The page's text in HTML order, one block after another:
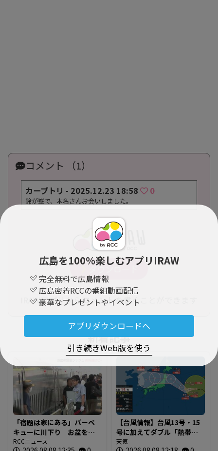
広島を100％楽しむアプリIRAW
完全無料で広島情報
広島密着RCCの番組動画配信
豪華なプレゼントやイベント
アプリダウンロードへ
引き続きWeb版を使う
コメント （1）
カープトリ - 2025.12.23 18:58 0
鈴が峯で、本名さんお会いしました。
IRAWアプリからコメントを書くことができます
新着記事
「宿題は家にある」バーベ
キューに川下り お盆をふ
るさとで 帰省ラッシュピ
RCCニュース
【台風情報】台風13号・15
号に加えてダブル「熱帯低
気圧」発生へ 15号はお盆
天気